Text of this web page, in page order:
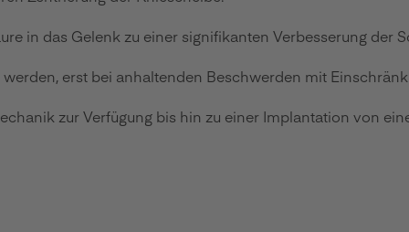
in das Gelenk zu einer signifikanten Verbesserung der
erst bei anhaltenden Beschwerden mit
zur Verfügung bis hin zu einer Implantation von